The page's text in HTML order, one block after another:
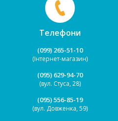
Телефони
(099) 265-51-10
(Інтернет-магазин)
(095) 629-94-70
(вул. Стуса, 28)
(095) 556-85-19
(вул. Довженка, 59)